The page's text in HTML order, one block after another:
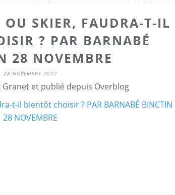
OU SKIER, FAUDRA-T-IL
? PAR BARNABÉ
28 NOVEMBRE
28 NOVEMBRE 2017
Granet et publié depuis Overblog